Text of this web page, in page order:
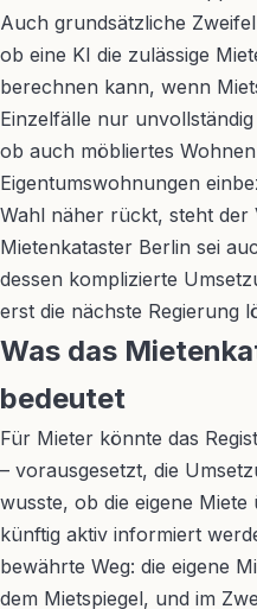
Auch grundsätzliche
ob eine KI die zulässige
berechnen kann, wenn
Einzelfälle nur
ob auch möbliertes
Eigentumswohnungen
Wahl näher rückt, steht der
Mietenkataster Berlin sei
dessen komplizierte
erst die nächste Regierung
Was das
bedeutet
Für Mieter könnte das
– vorausgesetzt, die
wusste, ob die eigene
künftig aktiv informiert
bewährte Weg: die eigene
dem Mietspiegel, und im